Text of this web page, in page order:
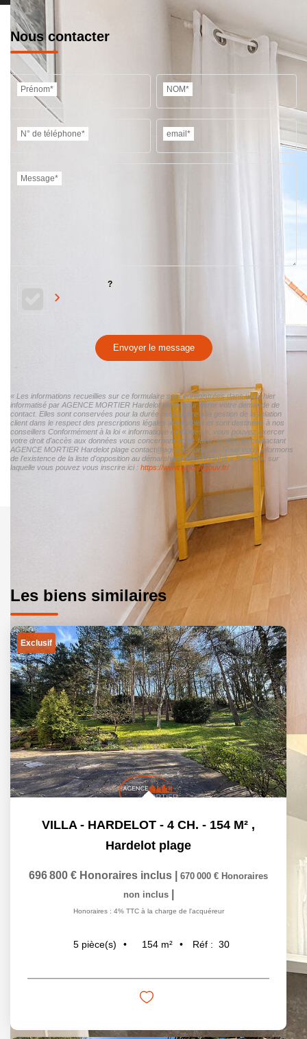
Nous contacter
Prénom* NOM*
N° de téléphone* email*
Message*
Envoyer le message
« Les informations recueillies sur ce formulaire sont enregistrées dans un fichier
informatisé par AGENCE MORTIER Hardelot plage pour gérer votre demande de
contact. Elles sont conservées pour la durée nécessaire à la gestion de la relation
client dans le respect des prescriptions légales applicables et sont destinées à nos
conseillers Conformément à la loi « informatique et libertés », vous pouvez exercer
votre droit d'accès aux données vous concernant et les faire rectifier en contactant
AGENCE MORTIER Hardelot plage contact@agencemortier.fr. Nous vous informons
de l'existence de la liste d'opposition au démarchage téléphonique « Bloctel », sur
laquelle vous pouvez vous inscrire ici : https://www.bloctel.gouv.fr/»
Les biens similaires
Exclusif
VILLA - HARDELOT - 4 CH. - 154 M² ,
Hardelot plage
696 800 € Honoraires inclus 670 000 € Honoraires
non inclus
Honoraires : 4% TTC à la charge de l'acquéreur
5 pièce(s) 154 m² Réf : 30